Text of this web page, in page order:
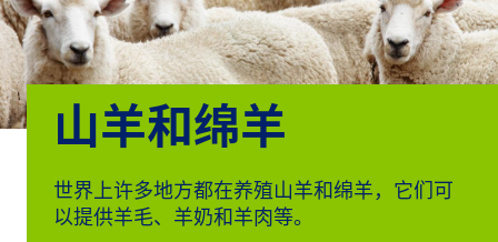
续
发
展
产
品
服
务
山羊和绵羊
世界上许多地方都在养殖山羊和绵羊，它们可
以提供羊毛、羊奶和羊肉等。